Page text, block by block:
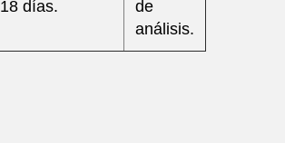
18 días.
de
análisis.